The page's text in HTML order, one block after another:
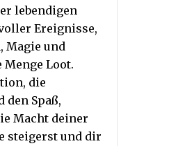
lebendigen
Ereignisse,
Magie und
Loot.
die
den Spaß,
Macht deiner
steigerst und dir